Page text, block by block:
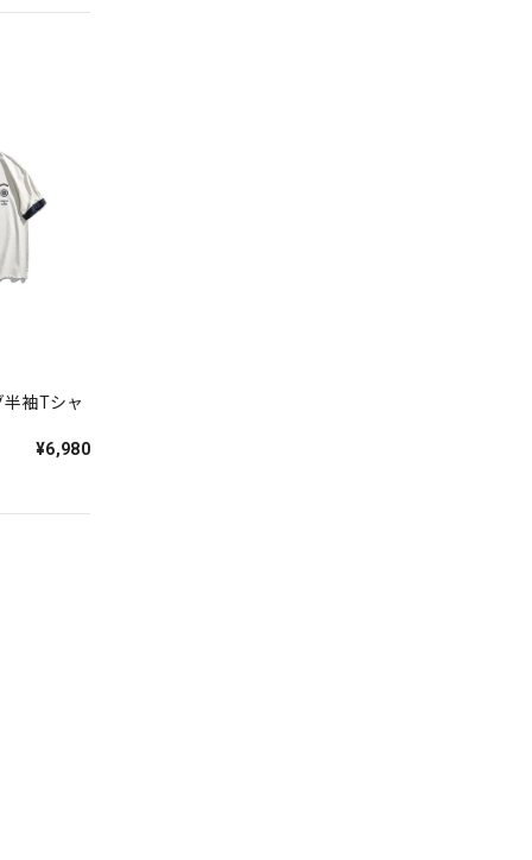
袖Tシャ
¥6,980